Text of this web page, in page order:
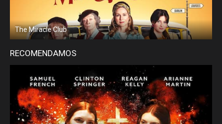
The Miracle Club
RECOMENDAMOS